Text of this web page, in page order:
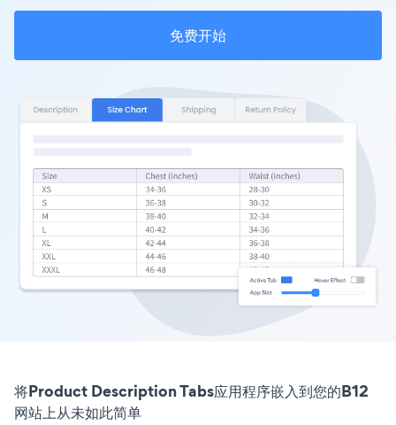
免费开始
将Product Description Tabs应用程序嵌入到您的B12
网站上从未如此简单